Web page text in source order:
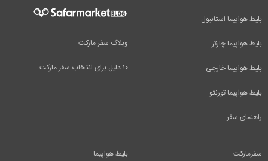
وبلاگ سفر مارکت
۱۰ دلیل برای انتخاب سفر مارکت
بلیط هواپیما استانبول
بلیط هواپیما چارتر
بلیط هواپیما خارجی
بلیط هواپیما تورنتو
راهنمای سفر
بلیط هواپیما سفرمارکت